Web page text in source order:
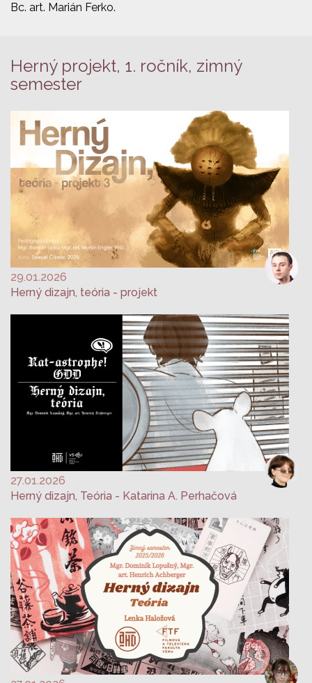
Bc. art. Marián Ferko.
Herný projekt, 1. ročník, zimný
semester
29.01.2026
Herný dizajn, teória - projekt
27.01.2026
Herný dizajn, Teória - Katarina A. Perhačová